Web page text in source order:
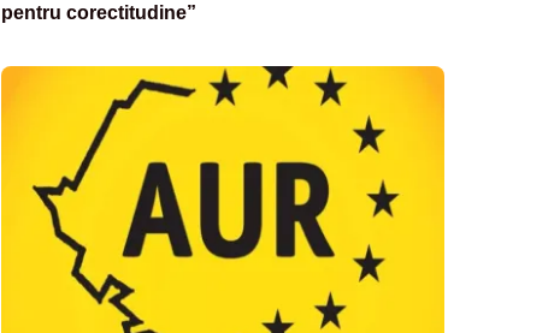
pentru corectitudine”